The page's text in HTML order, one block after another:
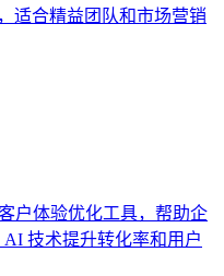
适合精益团队和市场营销
户体验优化工具，帮助企
技术提升转化率和用户